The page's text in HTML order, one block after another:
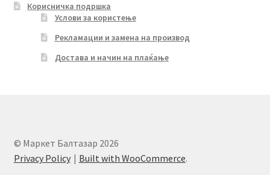
Корисничка подршка
Услови за користење
Рекламации и замена на производ
Достава и начин на плаќање
© Маркет Балтазар 2026
Privacy Policy
Built with WooCommerce.